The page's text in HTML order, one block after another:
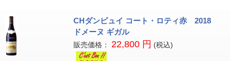
CHダンピュイ コート・ロティ赤 2018
ドメーヌ ギガル
販売価格： 22,800 円 (税込)